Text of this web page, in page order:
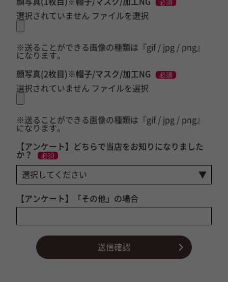
必須
選択されていません ファイルを選択
※送ることができる画像の種類は『gif / jpg / png』
になります。
顔写真(2枚目)※帽子/マスク/加工NG 必須
選択されていません ファイルを選択
※送ることができる画像の種類は『gif / jpg / png』
になります。
【アンケート】どちらで当店をお知りになりました
か？
必須
【アンケート】「その他」の場合